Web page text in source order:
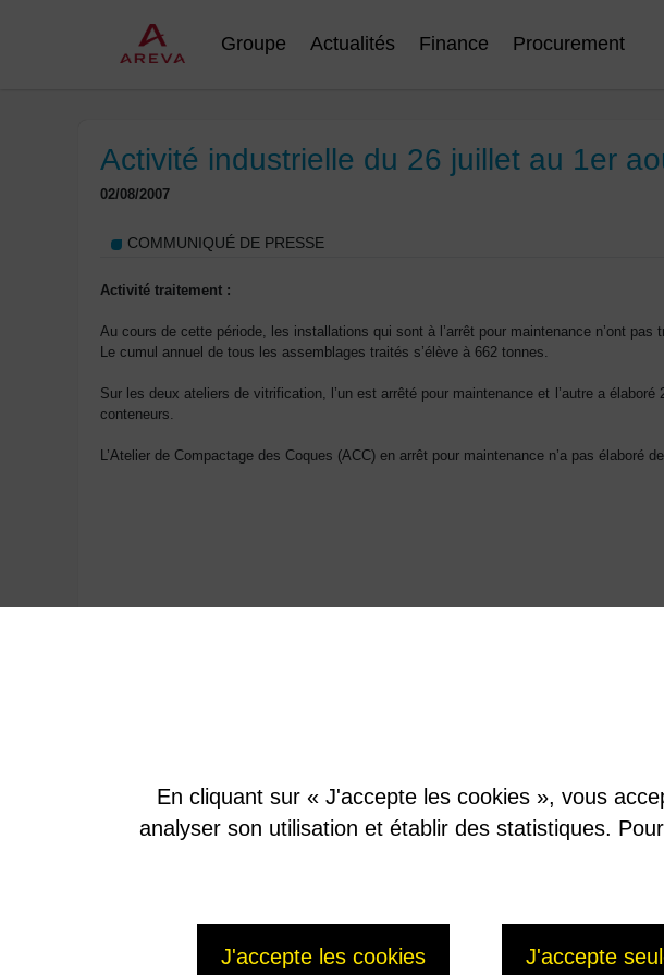
Groupe Actualités Finance Procurement
Activité industrielle du 26 juillet au 1er
02/08/2007
COMMUNIQUÉ DE PRESSE
Activité traitement :
Au cours de cette période, les installations qui sont à l’arrêt pour maintenance n’ont pas
Le cumul annuel de tous les assemblages traités s’élève à 662 tonnes.
Sur les deux ateliers de vitrification, l’un est arrêté pour maintenance et l’autre a
conteneurs.
L’Atelier de Compactage des Coques (ACC) en arrêt pour maintenance n’a pas
En cliquant sur « J'accepte les cookies », vous
analyser son utilisation et établir des statistiques.
J'accepte les cookies J'accepte